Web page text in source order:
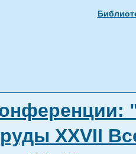
XXVII